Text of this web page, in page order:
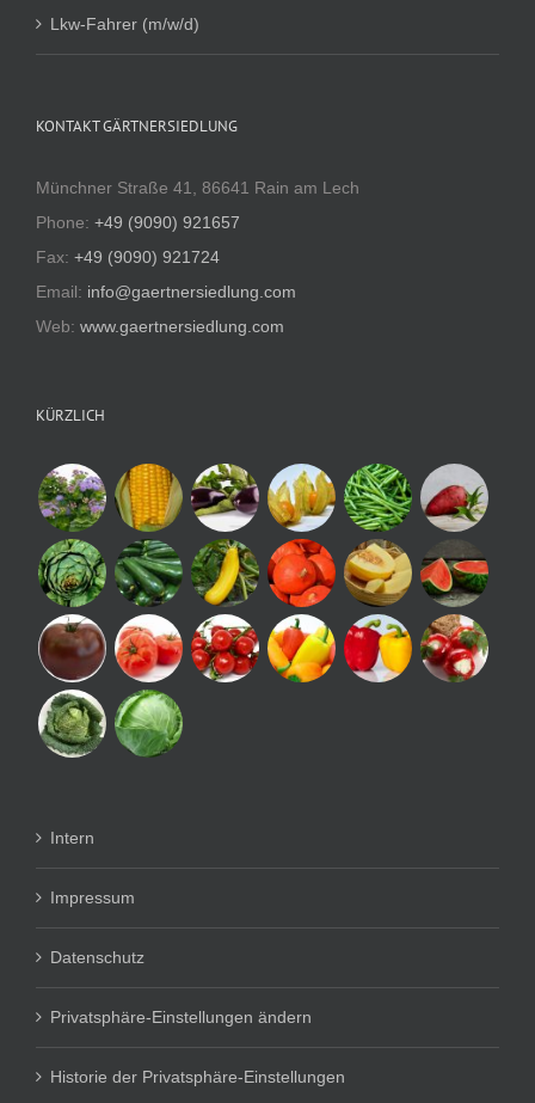
Lkw-Fahrer (m/w/d)
KONTAKT GÄRTNERSIEDLUNG
Münchner Straße 41, 86641 Rain am Lech
Phone: +49 (9090) 921657
Fax: +49 (9090) 921724
Email: info@gaertnersiedlung.com
Web: www.gaertnersiedlung.com
KÜRZLICH
Intern
Impressum
Datenschutz
Privatsphäre-Einstellungen ändern
Historie der Privatsphäre-Einstellungen